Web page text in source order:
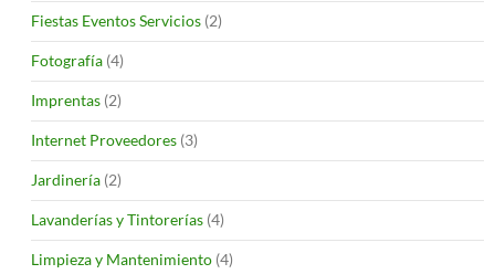
Fiestas Eventos Servicios (2)
Fotografía (4)
Imprentas (2)
Internet Proveedores (3)
Jardinería (2)
Lavanderías y Tintorerías (4)
Limpieza y Mantenimiento (4)